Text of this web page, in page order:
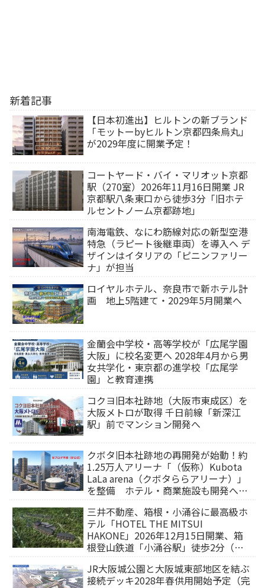
新着記事
【日本初進出】ヒルトンの新ブランド
「モットーbyヒルトン京都四条烏丸」
が2029年度に開業予定！
コートヤード・バイ・マリオット京都
駅（270室）2026年11月16日開業 JR
京都駅八条東口から徒歩3分「旧ホテ
ルセントノーム京都跡地」
南海電鉄、なにわ筋線対応の新型空港
特急（ラピート後継車両）を導入へ デ
ザインはイタリアの「ピニンファリー
ナ」が担当
ロイヤルホテル、奈良市で新ホテル計
画 地上5階建て・2029年5月開業へ
金蘭会中学校・高等学校が「広尾学園
大阪」に校名変更へ 2028年4月から男
女共学化・東京都の進学校「広尾学
園」と教育連携
コクヨ旧本社跡地（大阪市東成区）を
大阪メトロが取得 千日前線「新深江
駅」前でマンション開発へ
クボタ旧本社跡地の再開発が始動！約
1.25万人アリーナ「（仮称）Kubota
LaLa arena（クボタららアリーナ）」
を整備 ホテル・商業施設も開発へ
三井不動産、箱根・小涌谷に最高級ホ
テル「HOTEL THE MITSUI
HAKONE」2026年12月15日開業、箱
根登山鉄道「小涌谷駅」徒歩2分（旅
JR大阪城公園と大阪城東部地区を結ぶ
接続デッキ2028年春供用開始予定（完